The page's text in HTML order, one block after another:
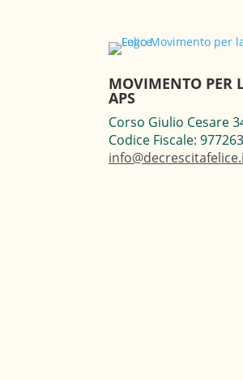
MOVIMENTO PER
APS
Corso Giulio Cesare
Codice Fiscale: